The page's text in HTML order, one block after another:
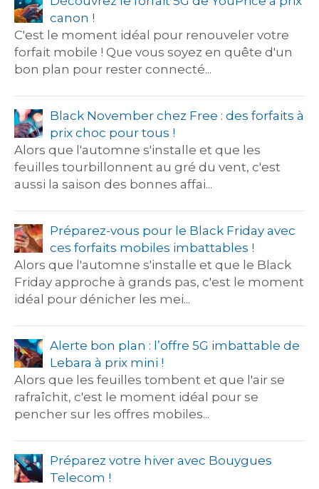
canon !
C'est le moment idéal pour renouveler votre
forfait mobile ! Que vous soyez en quête d'un
bon plan pour rester connecté...
Black November chez Free : des forfaits à
prix choc pour tous !
Alors que l'automne s'installe et que les
feuilles tourbillonnent au gré du vent, c'est
aussi la saison des bonnes affai...
Préparez-vous pour le Black Friday avec
ces forfaits mobiles imbattables !
Alors que l'automne s'installe et que le Black
Friday approche à grands pas, c'est le moment
idéal pour dénicher les mei...
Alerte bon plan : l’offre 5G imbattable de
Lebara à prix mini !
Alors que les feuilles tombent et que l'air se
rafraîchit, c'est le moment idéal pour se
pencher sur les offres mobiles...
Préparez votre hiver avec Bouygues
Telecom !